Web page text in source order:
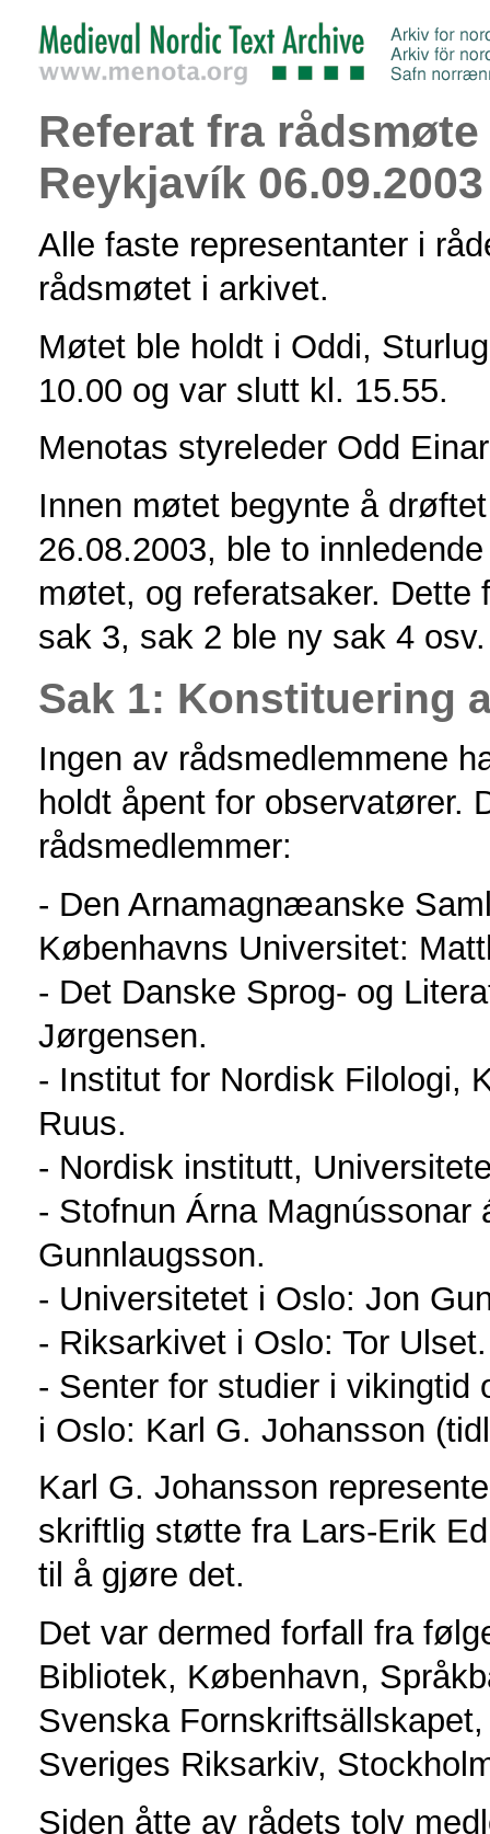
Referat fra
Reykjavík 06.09.2003
Alle faste representanter i
rådsmøtet i arkivet.
Møtet ble holdt i Oddi,
10.00 og var slutt kl. 15.55.
Menotas styreleder Odd
Innen møtet begynte å
26.08.2003, ble to
møtet, og referatsaker.
sak 3, sak 2 ble ny sak 4 osv.
Sak 1: Konstituering
Ingen av rådsmedlemmene
holdt åpent for observatører.
rådsmedlemmer:
- Den Arnamagnæanske
Københavns Universitet:
- Det Danske Sprog- og
Jørgensen.
- Institut for Nordisk Filologi,
Ruus.
- Nordisk institutt,
- Stofnun Árna Magnússonar
Gunnlaugsson.
- Universitetet i Oslo: Jon
- Riksarkivet i Oslo: Tor Ulset.
- Senter for studier i vikingtid
i Oslo: Karl G. Johansson
Karl G. Johansson
skriftlig støtte fra Lars-Erik
til å gjøre det.
Det var dermed forfall fra
Bibliotek, København,
Svenska
Sveriges Riksarkiv,
Siden åtte av rådets tolv